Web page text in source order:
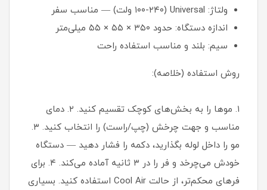
ولتاژ: Universal (۱۰۰-۲۴۰ ولت) — مناسب سفر
اندازه دستگاه: حدود ۳۵۰ × ۵۵ × ۵۵ میلی‌متر
سیم: بلند و مناسب استفاده راحت
روش استفاده (خلاصه):
۱. موها را به بخش‌های کوچک تقسیم کنید. ۲. دمای
مناسب و جهت چرخش (چپ/راست) را انتخاب کنید. ۳.
مو را داخل لوله بگذارید، دکمه را فشار دهید — دستگاه
خودش می‌چرخد و فر را در ۳ ثانیه آماده می‌کند. ۴. برای
فرهای محکم‌تر، از حالت Cool Air استفاده کنید. بسیاری